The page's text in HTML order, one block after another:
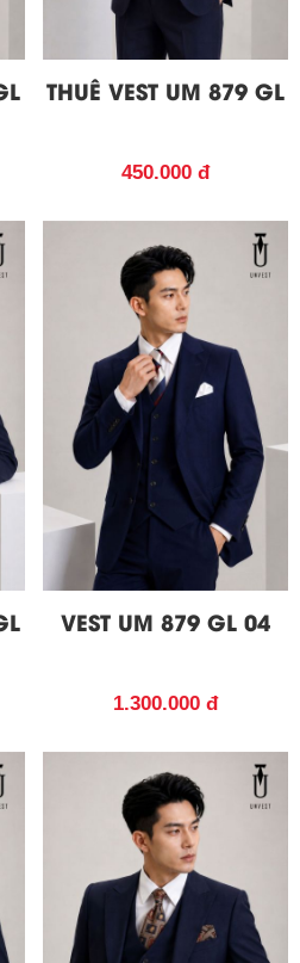
THUÊ VEST UM 879 GL
450.000 đ
VEST UM 879 GL 04
1.300.000 đ